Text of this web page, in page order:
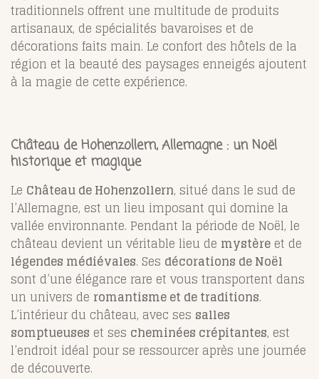
traditionnels offrent une multitude de produits
artisanaux, de spécialités bavaroises et de
décorations faits main. Le confort des hôtels de la
région et la beauté des paysages enneigés ajoutent
à la magie de cette expérience.
Château de Hohenzollern, Allemagne : un Noël
historique et magique
Le Château de Hohenzollern, situé dans le sud de
l’Allemagne, est un lieu imposant qui domine la
vallée environnante. Pendant la période de Noël, le
château devient un véritable lieu de mystère et de
légendes médiévales. Ses décorations de Noël
sont d’une élégance rare et vous transportent dans
un univers de romantisme et de traditions.
L’intérieur du château, avec ses salles
somptueuses et ses cheminées crépitantes, est
l’endroit idéal pour se ressourcer après une journée
de découverte.